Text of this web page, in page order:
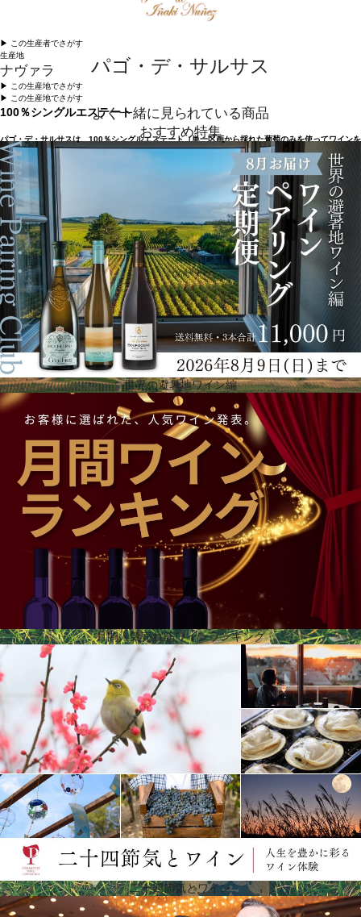
パゴ・デ・サルサス
100％シングルエステート
パゴ・デ・サルサスは、100％シングルエステート（単一区画から採れた葡萄のみを使ってワインを
醸造する）として、最高品質のワインを造るために2000年に設立されました。D.O.ナバラの圏内に
あり、2014年よりアレハンドロ・ゴメス・シガラによって所有されています。
南向きに広がる136ヘクタールの葡萄畑には、テンプラニーリョ、メルロー、シラー、モスカテル・
デ・グラノ・メヌード、シャルドネ、ソーヴィニヨン・ブランが栽培されています。その中にそび
え立つマナーハウスと最新鋭のワインセラーがあり、スペインで最も高い評価を得ているワインを
生産。エステートにはブティックホテルとガストロノミーレストランが併設されています。レスト
ランでは、ガラス張りの壁越しに樽の貯蔵庫を眺めながら、ワイナリーのワインと一緒においしい
食ミドル・レンジ、プレミアム・レンジを楽しむことができます。
テロワール
ナバラ州アブリタス村の郊外、モンカヨ山の正面、海抜390mに位置し、傾斜のある地形と黄土色の
粘土質土壌、大陸性気候が、葡萄の栽培に最適とされる条件を作り出しています。さらに品質を高
めるため、1ヘクタールあたりの平均収量をアペラシオンの規定よりも大幅に減らし、深い色合いと
繊細な果実味、エレガントなストラクチャーを持つ凝縮したワインを造り出しています。
▶︎ この生産者でさがす
生産地
ナヴァラ
▶︎ この生産地でさがす
▶︎ この生産地でさがす
よく一緒に見られている商品
おすすめ特集
世界の避暑地ワイン編
月間人気売れ筋ワインランキング
二十四節気とワイン